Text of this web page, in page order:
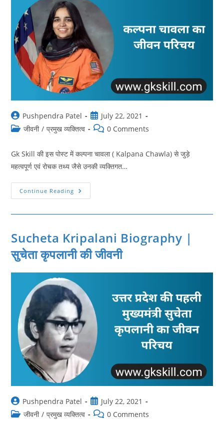
Post
author:
Pushpendra Patel
Post
published:
July 22, 2021
Postजीवनी / प्रमुख व्यक्तित्व
Post0 Comments
Gk Skill की इस पोस्ट में कल्पना चावला ( Kalpana Chawla) से जुड़े
महत्वपूर्ण एवं रोचक तथ्य जैसे उनकी व्यक्तिगत…
Continue Reading Kalpana
Chawla
|
जीवनी
Sucheta Kripalani Biography |
सुचेता कृपलानी की जीवनी
Post
author:
Pushpendra Patel
Post
published:
July 22, 2021
Postजीवनी / प्रमुख व्यक्तित्व
Post0 Comments